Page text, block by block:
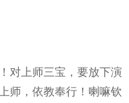
或
降
对上师三宝，要放下演
师，依教奉行！喇嘛钦